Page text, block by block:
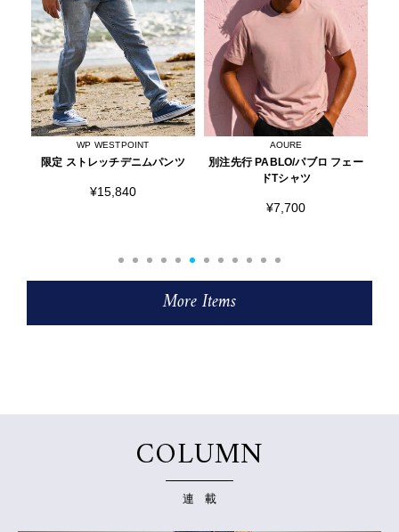
AOURE
別注先行 PABLO/パブロ フェー
ESTIVANT
トートバッグ S ウルトラスエー
ド Ultrasuede
¥31,900
More Items
COLUMN
連 載